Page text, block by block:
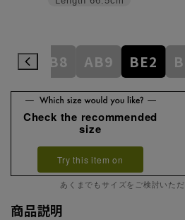
AB8 AB9 BE2
Check the recommended
size
Try this item on
あくまでもサイズをご検討いた
商品説明